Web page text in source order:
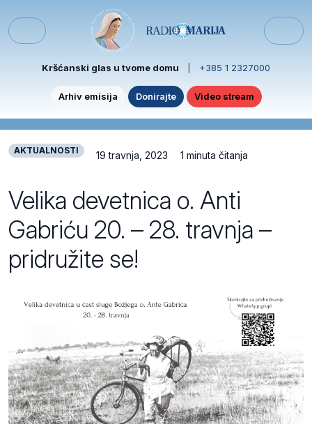
Menu
Kršćanski glas u tvome domu +385 1 2327000
Arhiv emisija Donirajte Video stream
AKTUALNOSTI 19 travnja, 2023 1 minuta čitanja
Velika devetnica o. Anti
Gabriću 20. – 28. travnja –
pridružite se!